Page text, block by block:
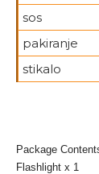
sos
pakiranje
stikalo
Package
Flashlight x 1